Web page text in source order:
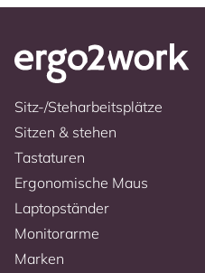
Sitz-/Steharbeitsplätze
Sitzen & stehen
Tastaturen
Ergonomische Maus
Laptopständer
Monitorarme
Marken